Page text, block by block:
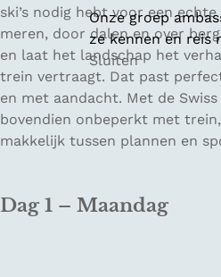
Onze groep
ze kennen en reis
Sluiten
ski’s nodig hebt voor een
meren, door dalen en over
en laat het landschap het
trein vertraagt. Dat past
en met aandacht. Met de Swiss
bovendien onbeperkt met
makkelijk tussen plannen en
Dag 1 – Maandag